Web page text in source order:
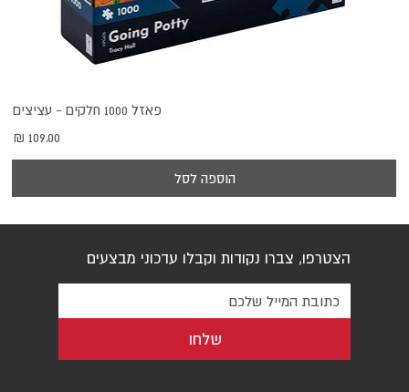
פאזל 1000 חלקים - עציצים
מחיר
הוספה לסל
הצטרפו, צברו נקודות וקבלו עדכוני מבצעים
שלחו